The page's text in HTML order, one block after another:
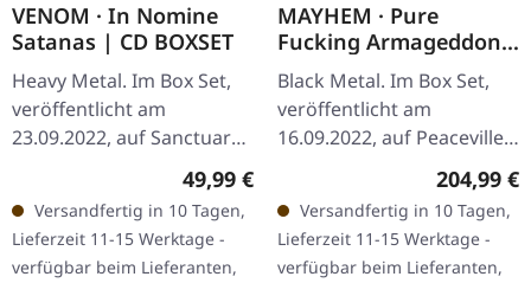
VENOM · In Nomine
Satanas | CD BOXSET
Heavy Metal. Im Box Set,
veröffentlicht am
23.09.2022, auf Sanctuary
Records. CD- und DVD-
Video-Boxset in Standard-
Verpackung. Das Set
enthält 7…
Regulärer Preis:
49,99 €
Versandfertig in 10 Tagen,
Lieferzeit 11-15 Werktage -
verfügbar beim Lieferanten,
MAYHEM · Pure
Fucking Armageddon |
6 PICTURE LP BOXSET
Black Metal. Im Box Set,
veröffentlicht am
16.09.2022, auf Peaceville
Records. Limitiertes Box-
Set mit 6 mal Picture Vinyl
und DVD „Live in Ski“,…
204,99 €
Versandfertig in 10 Tagen,
Lieferzeit 11-15 Werktage -
verfügbar beim Lieferanten,